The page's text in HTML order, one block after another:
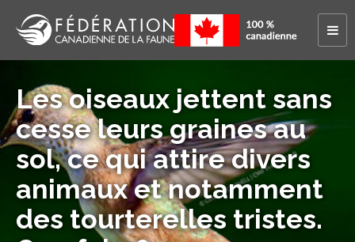
Les oiseaux jettent sans
cesse leurs graines au
sol, ce qui attire divers
animaux et notamment
des tourterelles tristes.